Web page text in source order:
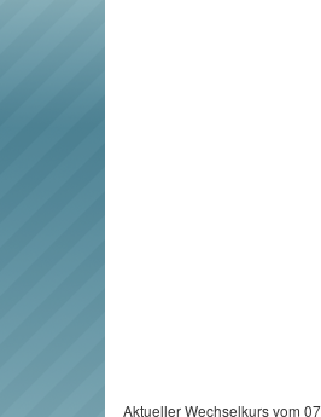
Aktueller Wechselkurs vom